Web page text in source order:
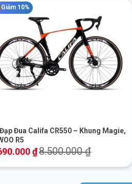
Giảm 10%
Đua Califa CR550 – Khung Magie,
R5
₫8.500.000₫